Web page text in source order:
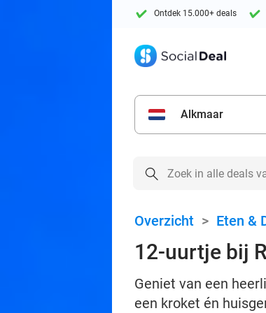
Ontdek 15.000+ deals
Alkmaar
Overzicht > Eten &
12-uurtje bij
Geniet van een
een kroket én